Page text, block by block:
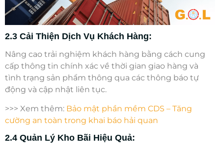
2.3 Cải Thiện Dịch Vụ Khách Hàng:
Nâng cao trải nghiệm khách hàng bằng cách cung
cấp thông tin chính xác về thời gian giao hàng và
tình trạng sản phẩm thông qua các thông báo tự
động và cập nhật liên tục.
>>> Xem thêm: Bảo mật phần mềm CDS – Tăng
cường an toàn trong khai báo hải quan
2.4 Quản Lý Kho Bãi Hiệu Quả: